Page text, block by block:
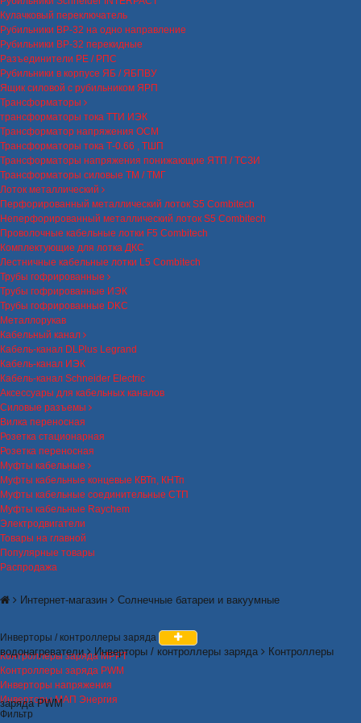
Кулачковый переключатель
Рубильники ВР-32 на одно направление
Рубильники ВР-32 перекидные
Разъединители РЕ / РПС
Рубильники в корпусе ЯБ / ЯБПВУ
Ящик силовой с рубильником ЯРП
Трансформаторы
трансформаторы тока ТТИ ИЭК
Трансформатор напряжения ОСМ
Трансформаторы тока Т-0.66 , ТШП
Трансформаторы напряжения понижающие ЯТП / ТСЗИ
Трансформаторы силовые ТМ / ТМГ
Лоток металлический
Перфорированный металлический лоток S5 Combitech
Неперфорированный металлический лоток S5 Combitech
Проволочные кабельные лотки F5 Combitech
Комплектующие для лотка ДКС
Лестничные кабельные лотки L5 Combitech
Трубы гофрированные
Трубы гофрированные ИЭК
Трубы гофрированные DKC
Металлорукав
Кабельный канал
Кабель-канал DLPlus Legrand
Кабель-канал ИЭК
Кабель-канал Schneider Electric
Аксессуары для кабельных каналов
Силовые разъемы
Вилка переносная
Розетка стационарная
Розетка переносная
Муфты кабельные
Муфты кабельные концевые КВТп, КНТп
Муфты кабельные соединительные СТП
Муфты кабельные Raychem
Электродвигатели
Товары на главной
Популярные товары
Распродажа
Интернет-магазин Солнечные батареи и вакуумные
водонагреватели Инверторы / контроллеры заряда Контроллеры
заряда PWM
Инверторы / контроллеры заряда
Контроллеры заряда MPPT
Контроллеры заряда PWM
Инверторы напряжения
Инверторы МАП Энергия
Фильтр